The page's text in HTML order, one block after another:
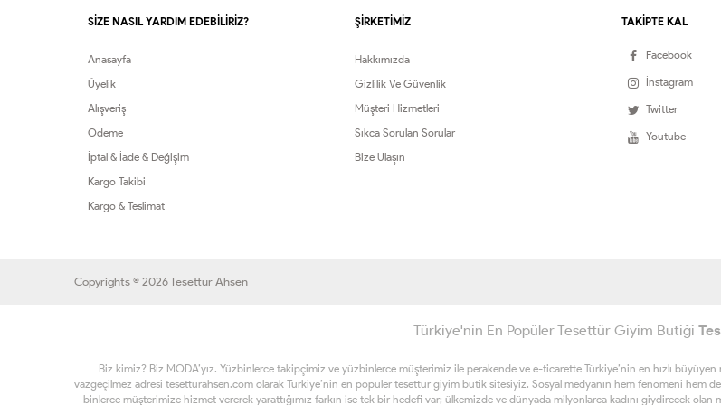
SİZE NASIL YARDIM EDEBİLİRİZ?
Anasayfa
Üyelik
Alışveriş
Ödeme
İptal & İade & Değişim
Kargo Takibi
Kargo & Teslimat
ŞİRKETİMİZ
Hakkımızda
Gizlilik Ve Güvenlik
Müşteri Hizmetleri
Sıkca Sorulan Sorular
Bize Ulaşın
TAKİPTE KAL
Facebook
İnstagram
Twitter
Youtube
Copyrights © 2026 Tesettür Ahsen
Türkiye'nin En Popüler Tesettür Giyim Butiği
Biz kimiz? Biz MODA’yız. Yüzbinlerce takipçimiz ve yüzbinlerce müşterimiz ile perakende ve e-ticarette Türkiye’nin en hızlı büyüyen
vazgeçilmez adresi tesetturahsen.com olarak Türkiye’nin en popüler tesettür giyim butik sitesiyiz. Sosyal medyanın hem fenomeni hem
binlerce müşterimize hizmet vererek yarattığımız farkın ise tek bir hedefi var; ülkemizde ve dünyada milyonlarca kadını giydirecek